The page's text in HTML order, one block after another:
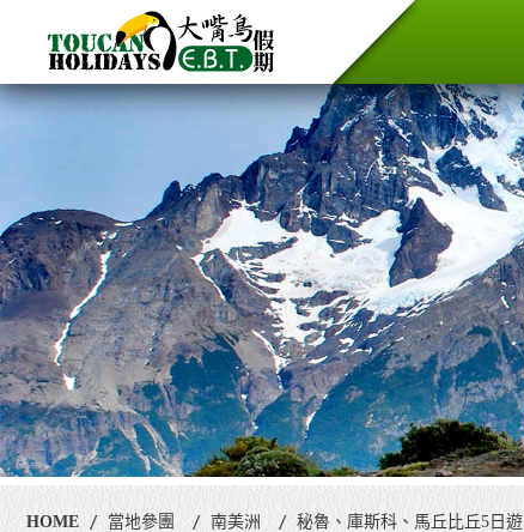
HOME 當地參團 南美洲 秘魯、庫斯科、馬丘比丘5日遊